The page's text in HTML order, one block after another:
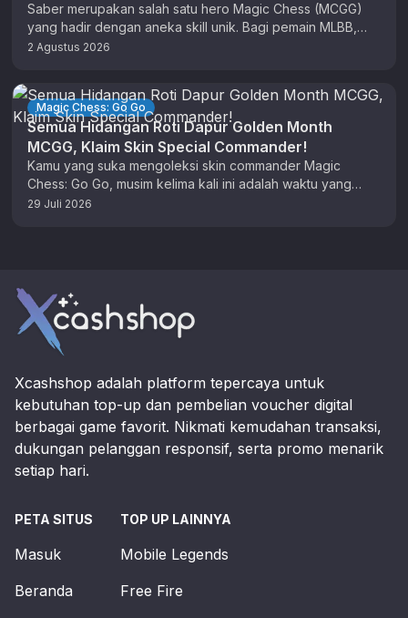
Saber merupakan salah satu hero Magic Chess (MCGG)
yang hadir dengan aneka skill unik. Bagi pemain MLBB,
anda sudah tidak …
2 Agustus 2026
Magic Chess: Go Go
Semua Hidangan Roti Dapur Golden Month
MCGG, Klaim Skin Special Commander!
Kamu yang suka mengoleksi skin commander Magic
Chess: Go Go, musim kelima kali ini adalah waktu yang
tepat untuk berburu …
29 Juli 2026
Xcashshop adalah platform tepercaya untuk
kebutuhan top-up dan pembelian voucher digital
berbagai game favorit. Nikmati kemudahan transaksi,
dukungan pelanggan responsif, serta promo menarik
setiap hari.
PETA SITUS
Masuk
Beranda
TOP UP LAINNYA
Mobile Legends
Free Fire